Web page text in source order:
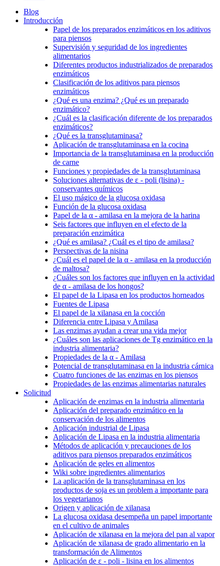
Blog
Introducción
Papel de los preparados enzimáticos en los aditivos
para piensos
Supervisión y seguridad de los ingredientes
alimentarios
Diferentes productos industrializados de preparados
enzimáticos
Clasificación de los aditivos para piensos
enzimáticos
¿Qué es una enzima? ¿Qué es un preparado
enzimático?
¿Cuál es la clasificación diferente de los preparados
enzimáticos?
¿Qué es la transglutaminasa?
Aplicación de transglutaminasa en la cocina
Importancia de la transglutaminasa en la producción
de carne
Funciones y propiedades de la transglutaminasa
Soluciones alternativas de ε - poli (lisina) -
conservantes químicos
El uso mágico de la glucosa oxidasa
Función de la glucosa oxidasa
Papel de la α - amilasa en la mejora de la harina
Seis factores que influyen en el efecto de la
preparación enzimática
¿Qué es amilasa? ¿Cuál es el tipo de amilasa?
Perspectivas de la nisina
¿Cuál es el papel de la α - amilasa en la producción
de maltosa?
¿Cuáles son los factores que influyen en la actividad
de α - amilasa de los hongos?
El papel de la Lipasa en los productos horneados
Fuentes de Lipasa
El papel de la xilanasa en la cocción
Diferencia entre Lipasa y Amilasa
Las enzimas ayudan a crear una vida mejor
¿Cuáles son las aplicaciones de Tg enzimático en la
industria alimentaria?
Propiedades de la α - Amilasa
Potencial de transglutaminasa en la industria cárnica
Cuatro funciones de las enzimas en los piensos
Propiedades de las enzimas alimentarias naturales
Solicitud
Aplicación de enzimas en la industria alimentaria
Aplicación del preparado enzimático en la
conservación de los alimentos
Aplicación industrial de Lipasa
Aplicación de Lipasa en la industria alimentaria
Métodos de aplicación y precauciones de los
aditivos para piensos preparados enzimáticos
Aplicación de geles en alimentos
Wiki sobre ingredientes alimentarios
La aplicación de la transglutaminasa en los
productos de soja es un problem a importante para
los vegetarianos
Origen y aplicación de xilanasa
La glucosa oxidasa desempeña un papel importante
en el cultivo de animales
Aplicación de xilanasa en la mejora del pan al vapor
Aplicación de xilanasa de grado alimentario en la
transformación de Alimentos
Aplicación de ε - poli - lisina en los alimentos